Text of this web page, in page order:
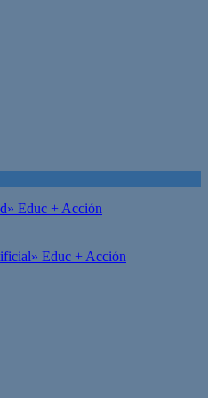
Educ + Acción
Educ + Acción